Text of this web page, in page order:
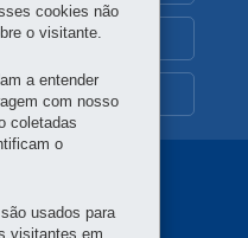
cookies não
o visitante.
a entender
com nosso
coletadas
o
usados para
visitantes em